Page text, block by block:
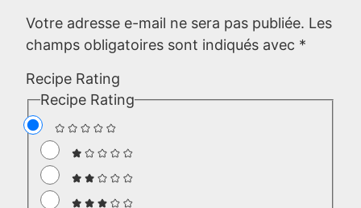
Votre adresse e-mail ne sera pas publiée. Les
champs obligatoires sont indiqués avec *
Recipe Rating
Recipe Rating